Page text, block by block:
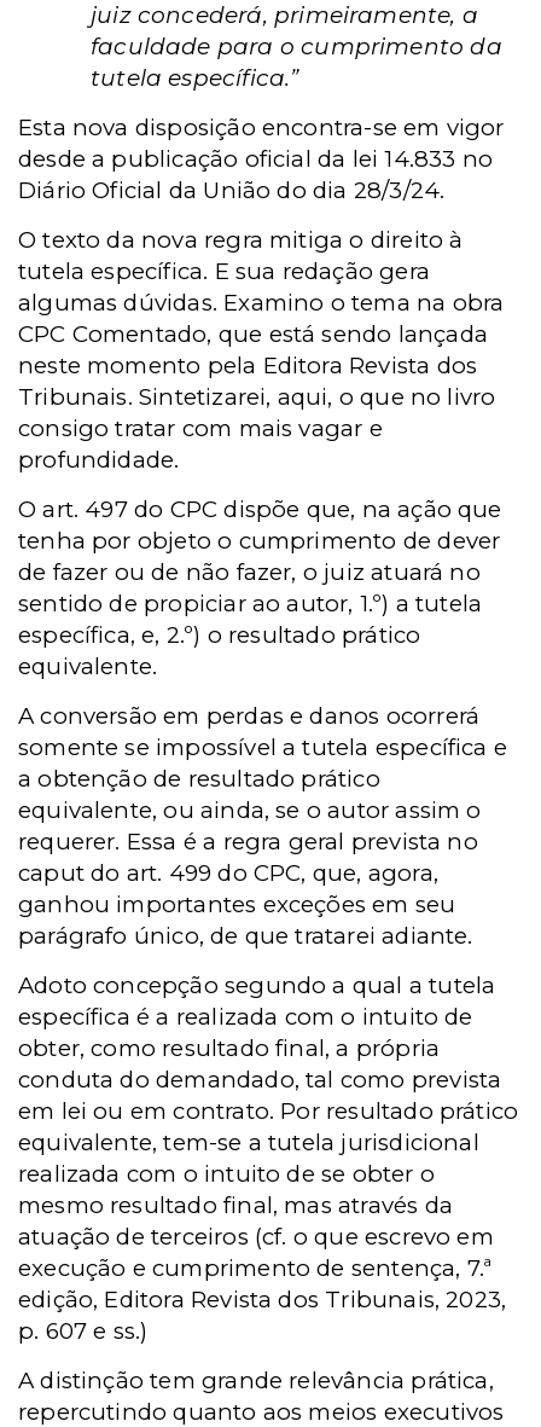
juiz concederá, primeiramente, a
faculdade para o cumprimento da
tutela específica.”
Esta nova disposição encontra-se em vigor
desde a publicação oficial da lei 14.833 no
Diário Oficial da União do dia 28/3/24.
O texto da nova regra mitiga o direito à
tutela específica. E sua redação gera
algumas dúvidas. Examino o tema na obra
CPC Comentado, que está sendo lançada
neste momento pela Editora Revista dos
Tribunais. Sintetizarei, aqui, o que no livro
consigo tratar com mais vagar e
profundidade.
O art. 497 do CPC dispõe que, na ação que
tenha por objeto o cumprimento de dever
de fazer ou de não fazer, o juiz atuará no
sentido de propiciar ao autor, 1.º) a tutela
específica, e, 2.º) o resultado prático
equivalente.
A conversão em perdas e danos ocorrerá
somente se impossível a tutela específica e
a obtenção de resultado prático
equivalente, ou ainda, se o autor assim o
requerer. Essa é a regra geral prevista no
caput do art. 499 do CPC, que, agora,
ganhou importantes exceções em seu
parágrafo único, de que tratarei adiante.
Adoto concepção segundo a qual a tutela
específica é a realizada com o intuito de
obter, como resultado final, a própria
conduta do demandado, tal como prevista
em lei ou em contrato. Por resultado prático
equivalente, tem-se a tutela jurisdicional
realizada com o intuito de se obter o
mesmo resultado final, mas através da
atuação de terceiros (cf. o que escrevo em
execução e cumprimento de sentença, 7.ª
edição, Editora Revista dos Tribunais, 2023,
p. 607 e ss.)
A distinção tem grande relevância prática,
repercutindo quanto aos meios executivos